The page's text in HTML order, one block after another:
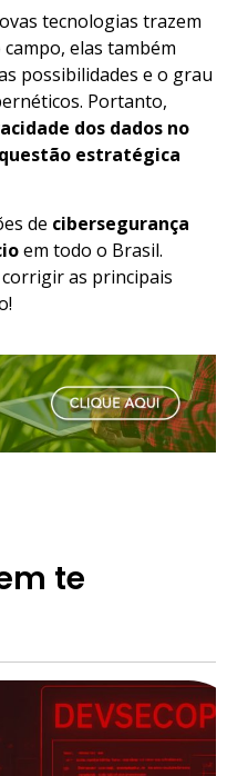
tecnologias trazem
elas também
possibilidades e o grau
Portanto,
dos dados no
estratégica
de cibersegurança
em todo o Brasil.
as principais
te